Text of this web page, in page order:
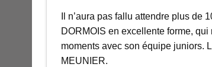
Il n’aura pas fallu attendre plus de
DORMOIS en excellente forme,
moments avec son équipe juniors.
MEUNIER.